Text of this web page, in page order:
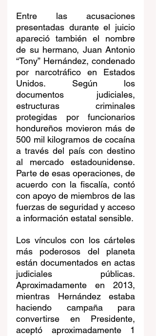
Entre las acusaciones
presentadas durante el juicio
apareció también el nombre
de su hermano, Juan Antonio
“Tony” Hernández, condenado
por narcotráfico en Estados
Unidos. Según los
documentos judiciales,
estructuras criminales
protegidas por funcionarios
hondureños movieron más de
500 mil kilogramos de cocaína
a través del país con destino
al mercado estadounidense.
Parte de esas operaciones, de
acuerdo con la fiscalía, contó
con apoyo de miembros de las
fuerzas de seguridad y acceso
a información estatal sensible.
Los vínculos con los cárteles
más poderosos del planeta
están documentados en actas
judiciales públicas.
Aproximadamente en 2013,
mientras Hernández estaba
haciendo campaña para
convertirse en Presidente,
aceptó aproximadamente 1